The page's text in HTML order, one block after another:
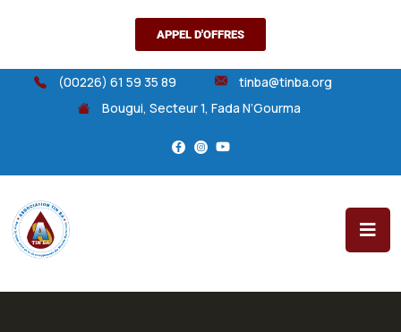
APPEL D'OFFRES
(00226) 61 59 35 89
tinba@tinba.org
Bougui, Secteur 1, Fada N’Gourma